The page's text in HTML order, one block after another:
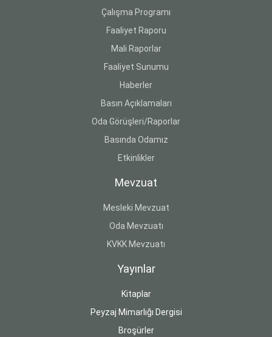
Çalışma Programı
Faaliyet Raporu
Mali Raporlar
Faaliyet Sunumu
Haberler
Basın Açıklamaları
Oda Görüşleri/Raporlar
Basında Odamız
Etkinlikler
Mevzuat
Mesleki Mevzuat
Oda Mevzuatı
KVKK Mevzuatı
Yayınlar
Kitaplar
Peyzaj Mimarlığı Dergisi
Broşürler